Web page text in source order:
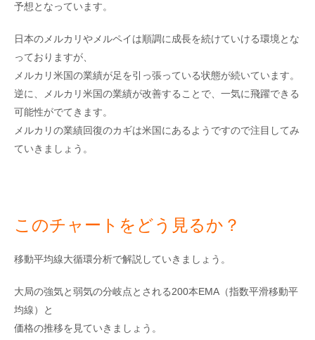
予想となっています。
日本のメルカリやメルペイは順調に成長を続けていける環境とな
っておりますが、
メルカリ米国の業績が足を引っ張っている状態が続いています。
逆に、メルカリ米国の業績が改善することで、一気に飛躍できる
可能性がでてきます。
メルカリの業績回復のカギは米国にあるようですので注目してみ
ていきましょう。
このチャートをどう見るか？
移動平均線大循環分析で解説していきましょう。
大局の強気と弱気の分岐点とされる200本EMA（指数平滑移動平
均線）と
価格の推移を見ていきましょう。